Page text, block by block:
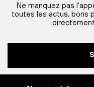
Ne manquez pas
toutes les actus, bons